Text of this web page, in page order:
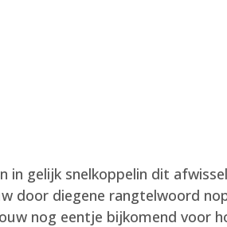
in gelijk snelkoppelin dit
door diegene rangtelwoord
nog eentje bijkomend voor